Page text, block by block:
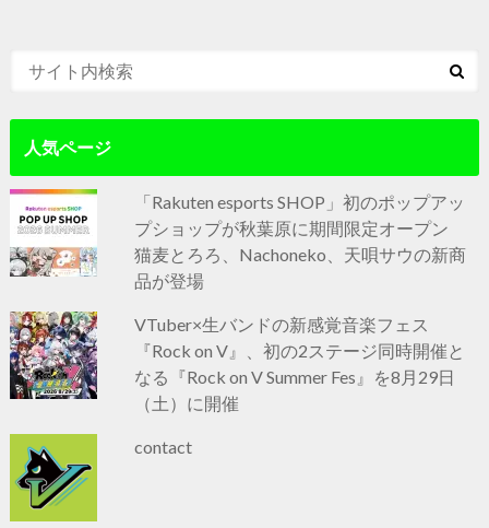
人気ページ
「Rakuten esports SHOP」初のポップアッ
プショップが秋葉原に期間限定オープン
猫麦とろろ、Nachoneko、天唄サウの新商
品が登場
VTuber×生バンドの新感覚音楽フェス
『Rock on V』、初の2ステージ同時開催と
なる『Rock on V Summer Fes』を8月29日
（土）に開催
contact